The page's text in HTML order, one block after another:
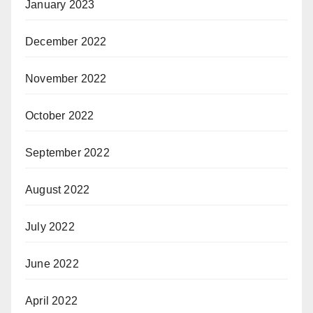
January 2023
December 2022
November 2022
October 2022
September 2022
August 2022
July 2022
June 2022
April 2022